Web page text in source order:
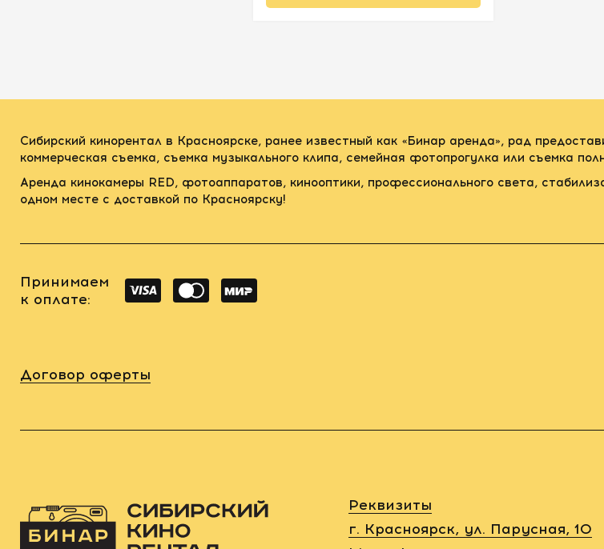
Сибирский кинорентал в Красноярске, ранее известный как «Бинар аренда», рад
коммерческая съемка, съемка музыкального клипа, семейная фотопрогулка или съемка
Аренда кинокамеры RED, фотоаппаратов, кинооптики, профессионального света,
одном месте с доставкой по Красноярску!
Принимаем
к оплате:
Договор оферты
Реквизиты
г. Красноярск, ул. Парусная, 10